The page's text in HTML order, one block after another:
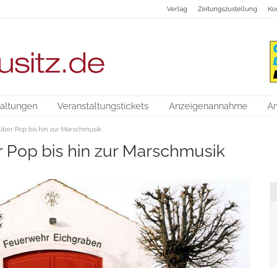
Verlag Zeitungszustellung
Veranstaltungstickets Anzeigenannahme
Pop bis hin zur Marschmusik
Pop bis hin zur Marschmusik